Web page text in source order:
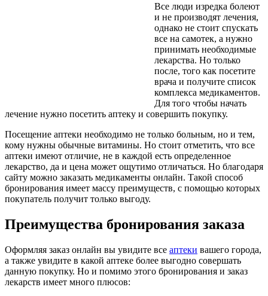
Все люди изредка болеют
и не производят лечения,
однако не стоит спускать
все на самотек, а нужно
принимать необходимые
лекарства. Но только
после, того как посетите
врача и получите список
комплекса медикаментов.
Для того чтобы начать
лечение нужно посетить аптеку и совершить покупку.
Посещение аптеки необходимо не только больным, но и тем,
кому нужны обычные витамины. Но стоит отметить, что все
аптеки имеют отличие, не в каждой есть определенное
лекарство, да и цена может ощутимо отличаться. Но благодаря
сайту можно заказать медикаменты онлайн. Такой способ
бронирования имеет массу преимуществ, с помощью которых
покупатель получит только выгоду.
Преимущества бронирования заказа
Оформляя заказ онлайн вы увидите все аптеки вашего города,
а также увидите в какой аптеке более выгодно совершать
данную покупку. Но и помимо этого бронирования и заказ
лекарств имеет много плюсов: